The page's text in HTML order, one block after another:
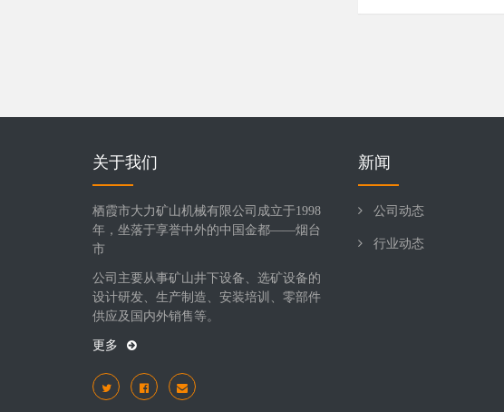
关于我们
栖霞市大力矿山机械有限公司成立于1998
年，坐落于享誉中外的中国金都——烟台
市
公司主要从事矿山井下设备、选矿设备的
设计研发、生产制造、安装培训、零部件
供应及国内外销售等。
更多
新闻
公司动态
行业动态